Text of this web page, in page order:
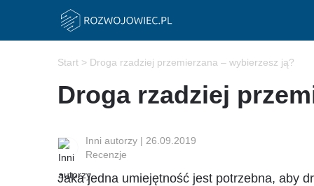
Start > Droga rzadziej przemierzana – wybierzesz ją?
Droga rzadziej
Inni autorzy | 26.09.2019
Recenzje
Jaka jedna umiejętność jest potrzebna, aby